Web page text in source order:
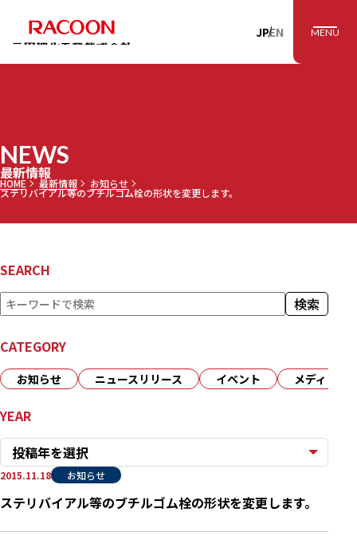
RACOON 三田理
JPEN MENU
NEWS
最新情報
HOME 最新情報 お知らせ
ステリバイアル等のブチルゴム栓の形状を変更します。
SEARCH
検
索 検索
CATEGORY
お知らせ ニュースリリース イベント メディア
YEAR
投稿年を選択
ステリバイアル等のブチルゴム栓の形状を変更します。
2015.11.18 お知らせ